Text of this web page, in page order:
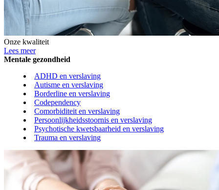
Onze kwaliteit
Lees meer
Mentale gezondheid
ADHD en verslaving
Autisme en verslaving
Borderline en verslaving
Codependency
Comorbiditeit en verslaving
Persoonlijkheidsstoornis en verslaving
Psychotische kwetsbaarheid en verslaving
Trauma en verslaving